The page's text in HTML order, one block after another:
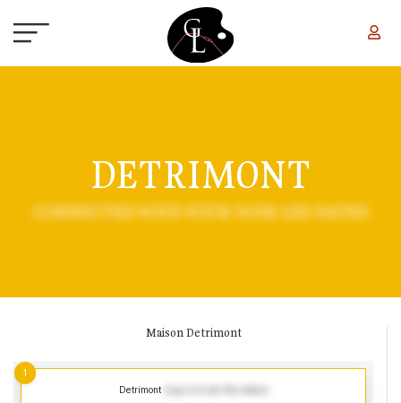
DETRIMONT
CONNECTEZ-VOUS POUR VOIR LES DATES
Maison Detrimont
Detrimont
1